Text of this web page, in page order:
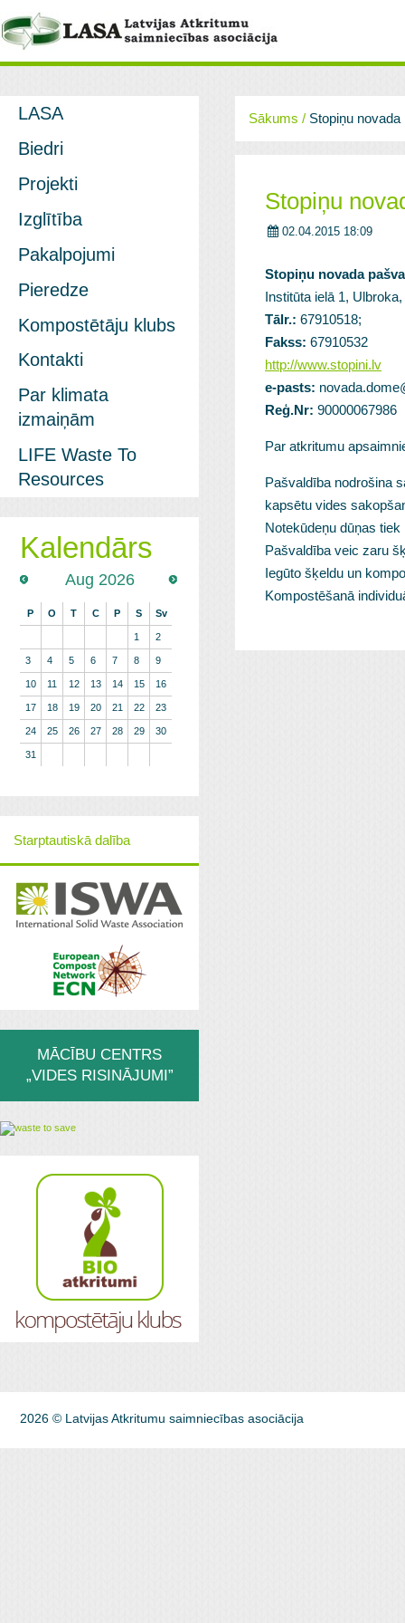
Sākums / Stopiņu
Stopiņu
02.04.2015 18:09
Stopiņu novada
Institūta ielā 1,
Tālr.: 67910518;
Fakss: 67910532
http://www.stopini.lv
e-pasts:
Reģ.Nr: 90000067986
Par atkritumu
Pašvaldība nodrošina
kapsētu vides
Notekūdeņu dūņas
Pašvaldība veic zaru
Iegūto šķeldu un
Kompostēšanā
LASA
Biedri
Projekti
Izglītība
Pakalpojumi
Pieredze
Kompostētāju klubs
Kontakti
Par klimata
izmaiņām
LIFE Waste To
Resources
Kalendārs
Aug 2026
P O T C P S Sv
1 2
3 4 5 6 7 8 9
10 11 12 13 14 15 16
17 18 19 20 21 22 23
24 25 26 27 28 29 30
31
Starptautiskā dalība
MĀCĪBU CENTRS
„VIDES RISINĀJUMI”
2026 © Latvijas Atkritumu saimniecības asociācija